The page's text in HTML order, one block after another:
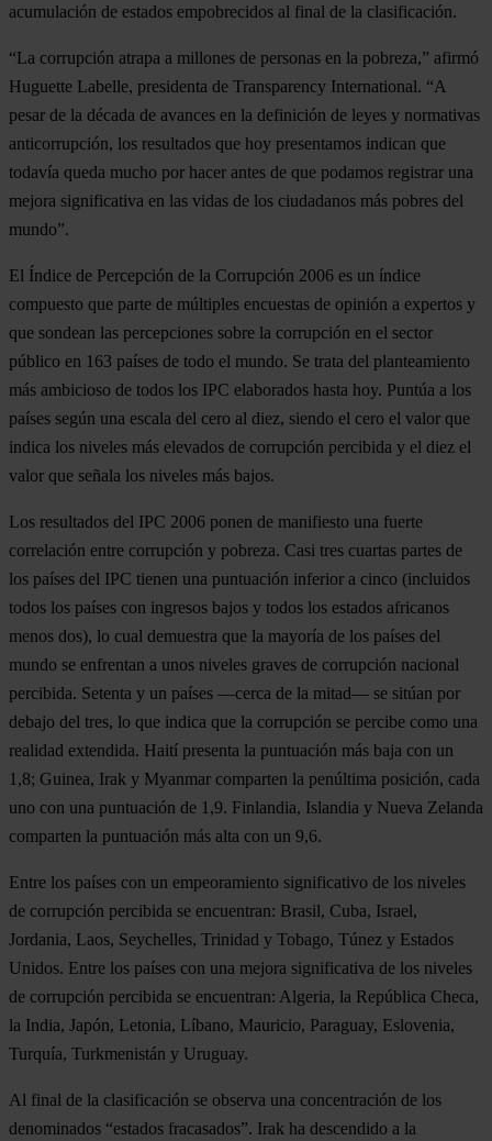
acumulación de estados empobrecidos al final de la clasificación.
“La corrupción atrapa a millones de personas en la pobreza,” afirmó
Huguette Labelle, presidenta de Transparency International. “A
pesar de la década de avances en la definición de leyes y normativas
anticorrupción, los resultados que hoy presentamos indican que
todavía queda mucho por hacer antes de que podamos registrar una
mejora significativa en las vidas de los ciudadanos más pobres del
mundo”.
El Índice de Percepción de la Corrupción 2006 es un índice
compuesto que parte de múltiples encuestas de opinión a expertos y
que sondean las percepciones sobre la corrupción en el sector
público en 163 países de todo el mundo. Se trata del planteamiento
más ambicioso de todos los IPC elaborados hasta hoy. Puntúa a los
países según una escala del cero al diez, siendo el cero el valor que
indica los niveles más elevados de corrupción percibida y el diez el
valor que señala los niveles más bajos.
Los resultados del IPC 2006 ponen de manifiesto una fuerte
correlación entre corrupción y pobreza. Casi tres cuartas partes de
los países del IPC tienen una puntuación inferior a cinco (incluidos
todos los países con ingresos bajos y todos los estados africanos
menos dos), lo cual demuestra que la mayoría de los países del
mundo se enfrentan a unos niveles graves de corrupción nacional
percibida. Setenta y un países —cerca de la mitad— se sitúan por
debajo del tres, lo que indica que la corrupción se percibe como una
realidad extendida. Haití presenta la puntuación más baja con un
1,8; Guinea, Irak y Myanmar comparten la penúltima posición, cada
uno con una puntuación de 1,9. Finlandia, Islandia y Nueva Zelanda
comparten la puntuación más alta con un 9,6.
Entre los países con un empeoramiento significativo de los niveles
de corrupción percibida se encuentran: Brasil, Cuba, Israel,
Jordania, Laos, Seychelles, Trinidad y Tobago, Túnez y Estados
Unidos. Entre los países con una mejora significativa de los niveles
de corrupción percibida se encuentran: Algeria, la República Checa,
la India, Japón, Letonia, Líbano, Mauricio, Paraguay, Eslovenia,
Turquía, Turkmenistán y Uruguay.
Al final de la clasificación se observa una concentración de los
denominados “estados fracasados”. Irak ha descendido a la